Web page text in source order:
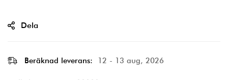
Dela
Beräknad leverans: 12 - 13 aug, 2026